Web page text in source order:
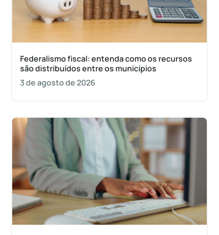
Federalismo fiscal: entenda como os recursos
são distribuídos entre os municípios
3 de agosto de 2026